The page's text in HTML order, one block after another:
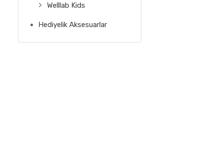
Welllab Kids
Hediyelik Aksesuarlar